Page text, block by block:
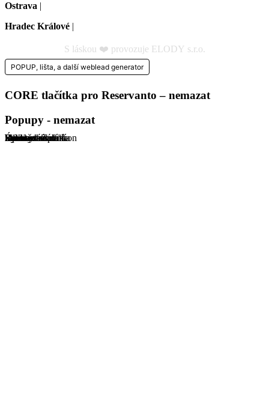
Ostrava |
Hradec Králové |
S láskou ❤️ provozuje ELODY s.r.o.
POPUP, lišta, a další weblead generator
CORE tlačítka pro Reservanto – nemazat
Popupy - nemazat
Rozložená platba
Showroom
Úpravy
Diamant vs. zirkon
Standard Záruka
Velikost-snubní
Infinity
Barva zlata
Rytina-snubní
Rytina-zásnubní